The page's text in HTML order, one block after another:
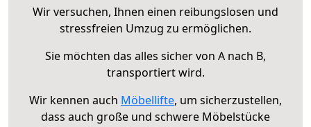
Wir versuchen, Ihnen einen reibungslosen und
stressfreien Umzug zu ermöglichen.
Sie möchten das alles sicher von A nach B,
transportiert wird.
Wir kennen auch Möbellifte, um sicherzustellen,
dass auch große und schwere Möbelstücke